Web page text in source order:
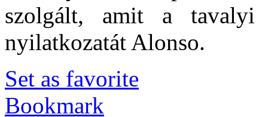
szolgált, amit a tavalyi
nyilatkozatát Alonso.
Set as favorite
Bookmark